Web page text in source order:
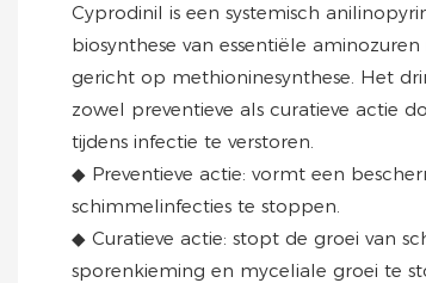
Cyprodinil is een systemisch
biosynthese van essentiële
gericht op methioninesynthese. Het
zowel preventieve als curatieve actie
tijdens infectie te verstoren.
◆ Preventieve actie: vormt een
schimmelinfecties te stoppen.
◆ Curatieve actie: stopt de groei van
sporenkieming en myceliale groei te